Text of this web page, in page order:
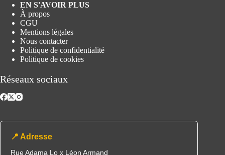
EN S'AVOIR PLUS
À propos
CGU
Mentions légales
Nous contacter
Politique de confidentialité
Politique de cookies
Réseaux sociaux
📍 Adresse
Rue Adama Lo x Léon Armand